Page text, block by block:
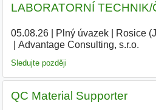
LABORATORNÍ
05.08.26| Plný úvazek| Rosice
Advantage Consulting, s.r.o.
Sledujte později
QC Material Supporter